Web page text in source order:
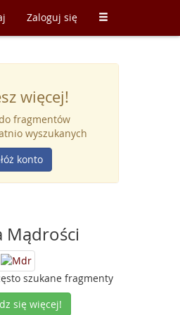
Zaloguj się
więcej!
fragmentów
wyszukanych
konto
Mądrości
szukane fragmenty
się więcej!